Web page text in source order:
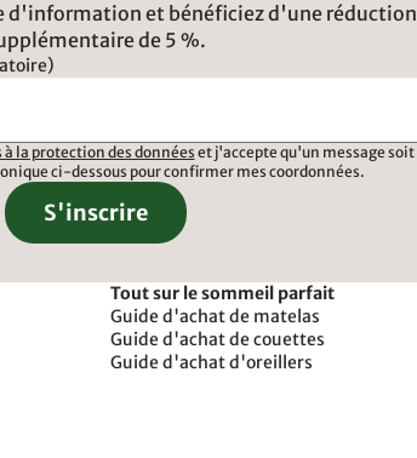
d'information et bénéficiez d'une réduction
de 5 %.
la protection des données et j'accepte qu'un message soit
ci-dessous pour confirmer mes coordonnées.
S'inscrire
Tout sur le sommeil parfait
Guide d'achat de matelas
Guide d'achat de couettes
Guide d'achat d'oreillers